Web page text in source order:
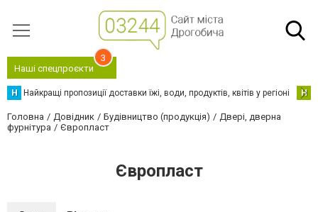
Наші спецпроєкти
3
Н Найкращі пропозиції доставки їжі, води, продуктів, квітів у регіоні Н
Головна Довідник Будівництво (продукція)
Двері, дверна
фурнітура
Європласт
Європласт